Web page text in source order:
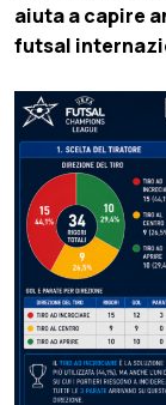
aiuta a capire
futsal